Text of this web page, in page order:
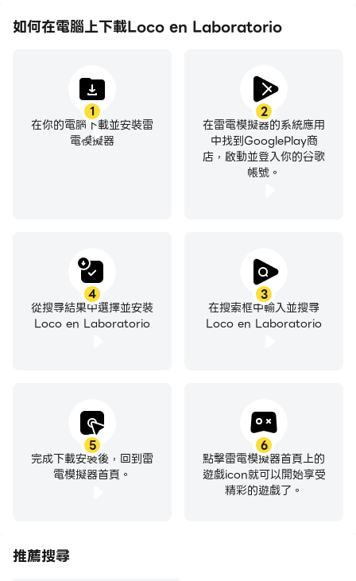
如何在電腦上下載Loco en Laboratorio
1
在你的電腦下載並安裝雷
電模擬器
2
在雷電模擬器的系統應用
中找到GooglePlay商
店，啟動並登入你的谷歌
帳號。
3
在搜索框中輸入並搜尋
Loco en Laboratorio
4
從搜尋結果中選擇並安裝
Loco en Laboratorio
5
完成下載安裝後，回到雷
電模擬器首頁。
6
點擊雷電模擬器首頁上的
遊戲icon就可以開始享受
精彩的遊戲了。
推薦搜尋